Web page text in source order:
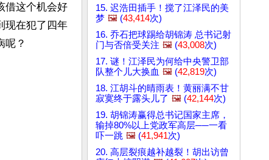
借这个机会好
现在犯了四年
呢？
15. 迟浩田插手！搅了江泽民的美
梦 🖼️ (43,414次)
16. 乔石把球踢给胡锦涛 总书记射
门与否倍受关注 🖼️ (43,008次)
17. 谜！江泽民为何给中央警卫部
队整个儿大换血 🖼️ (42,819次)
18. 江胡斗的晴雨表！黄丽满不甘
寂寞终于露头儿了 🖼️ (42,144次)
19. 胡锦涛赢得总书记国家主席，
输掉80%以上党政军高层──一看
吓一跳 🖼️ (41,941次)
20. 高层裂痕越补越裂！胡出访曾